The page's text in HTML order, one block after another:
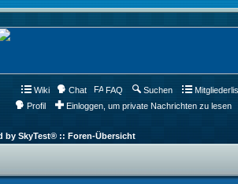
Wiki Chat FAQ Suchen
Profil
Einloggen, um private Nachrichten zu lesen
by SkyTest® :: Foren-Übersicht